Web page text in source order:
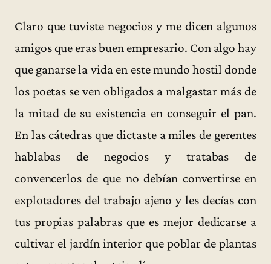
Claro que tuviste negocios y me dicen algunos
amigos que eras buen empresario. Con algo hay
que ganarse la vida en este mundo hostil donde
los poetas se ven obligados a malgastar más de
la mitad de su existencia en conseguir el pan.
En las cátedras que dictaste a miles de gerentes
hablabas de negocios y tratabas de
convencerlos de que no debían convertirse en
explotadores del trabajo ajeno y les decías con
tus propias palabras que es mejor dedicarse a
cultivar el jardín interior que poblar de plantas